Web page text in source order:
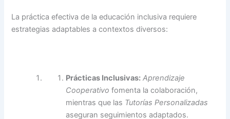
La práctica efectiva de la educación inclusiva requiere
estrategias adaptables a contextos diversos:
Prácticas Inclusivas: Aprendizaje
Cooperativo fomenta la colaboración,
mientras que las Tutorías Personalizadas
aseguran seguimientos adaptados.